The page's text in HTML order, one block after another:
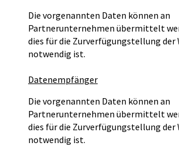
Die vorgenannten Daten können an
Partnerunternehmen übermittelt
dies für die Zurverfügungstellung der
notwendig ist.
Datenempfänger
Die vorgenannten Daten können an
Partnerunternehmen übermittelt
dies für die Zurverfügungstellung der
notwendig ist.